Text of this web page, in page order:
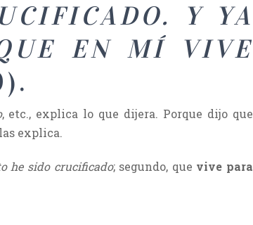
Y YA
EN MÍ VIVE
, etc., explica lo que dijera. Porque dijo que
explica.
he sido crucificado; segundo, que vive para